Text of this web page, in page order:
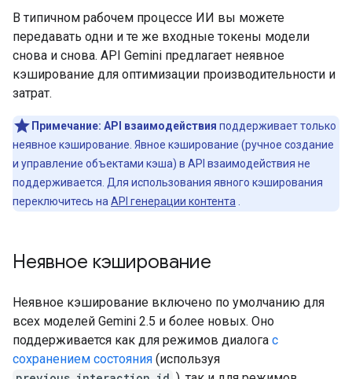
В типичном рабочем процессе ИИ вы можете
передавать одни и те же входные токены модели
снова и снова. API Gemini предлагает неявное
кэширование для оптимизации производительности и
затрат.
Примечание: API взаимодействия поддерживает только
неявное кэширование. Явное кэширование (ручное создание
и управление объектами кэша) в API взаимодействия не
поддерживается. Для использования явного кэширования
переключитесь на API генерации контента
Неявное кэширование
Неявное кэширование включено по умолчанию для
всех моделей Gemini 2.5 и более новых. Оно
поддерживается как для режимов диалога с
сохранением состояния (используя